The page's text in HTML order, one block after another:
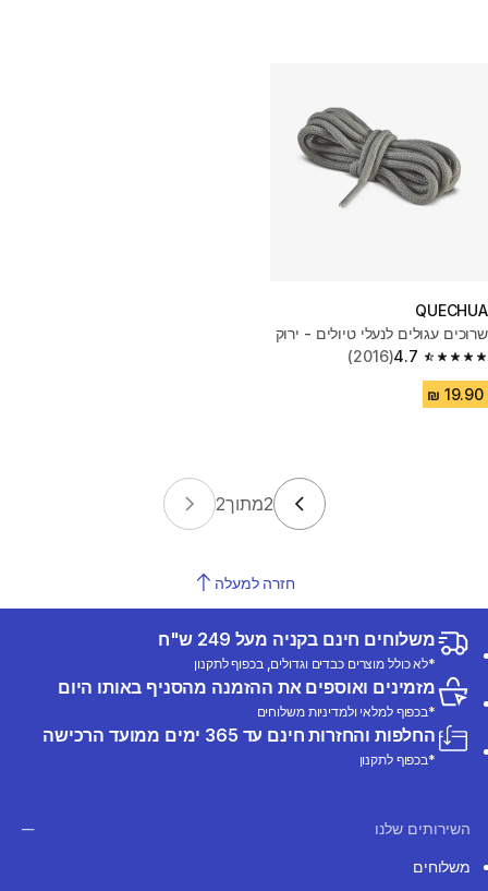
QUECHUA
שרוכים עגולים לנעלי טיולים - ירוק
4.7
4.7 out of 5 stars from 2016 reviews
(2016)
2מתוך2
חזרה למעלה
משלוחים חינם בקניה מעל 249 ש"ח
*לא כולל מוצרים כבדים וגדולים, בכפוף לתקנון
מזמינים ואוספים את ההזמנה מהסניף באותו היום
*בכפוף למלאי ולמדיניות משלוחים
החלפות והחזרות חינם עד 365 ימים ממועד הרכישה
*בכפוף לתקנון
השירותים שלנו
משלוחים